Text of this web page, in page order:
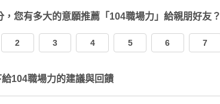
，您有多大的意願推薦「104職場力」給親朋好友？
2 3 4 5 6 7
104職場力的建議與回饋